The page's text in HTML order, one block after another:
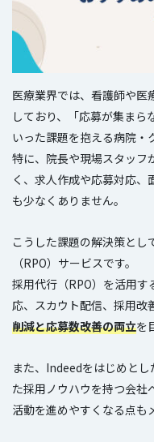
医療業界では、看護師や医
しており、「応募が集まら
いった課題を抱える病院・
特に、院長や現場スタッフ
く、求人作成や応募対応
も少なくありません。
こうした課題の解決策と
（RPO）サービスです。
採用代行（RPO）を活用
応、スカウト配信、採用改
削減と応募数改善の両立を
また、Indeedをはじめと
た採用ノウハウを持つ会社
活動を進めやすくなる点も